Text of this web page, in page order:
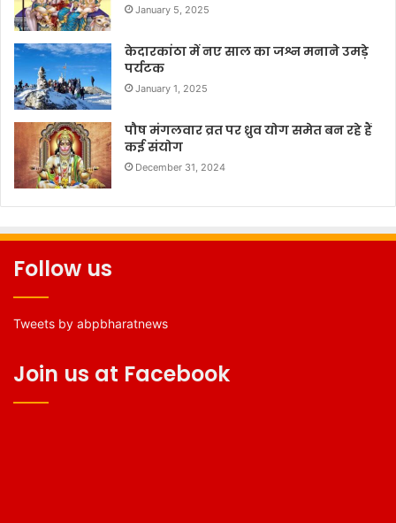
January 5, 2025
केदारकांठा में नए साल का जश्न मनाने उमड़े
पर्यटक
January 1, 2025
पौष मंगलवार व्रत पर ध्रुव योग समेत बन रहे हैं
कई संयोग
December 31, 2024
Follow us
Tweets by abpbharatnews
Join us at Facebook